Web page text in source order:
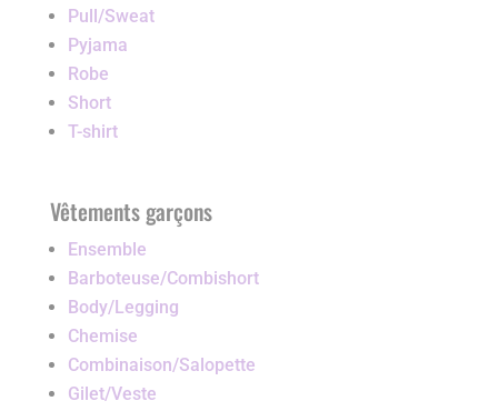
Pull/Sweat
Pyjama
Robe
Short
T-shirt
Vêtements garçons
Ensemble
Barboteuse/Combishort
Body/Legging
Chemise
Combinaison/Salopette
Gilet/Veste